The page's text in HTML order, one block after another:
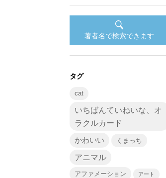
著者名で検索できます
タグ
cat
いちばんていねいな、オ
ラクルカード
かわいい くまっち
アニマル
アファメーション アート